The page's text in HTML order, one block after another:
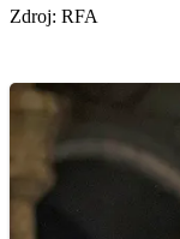
Zdroj: RFA